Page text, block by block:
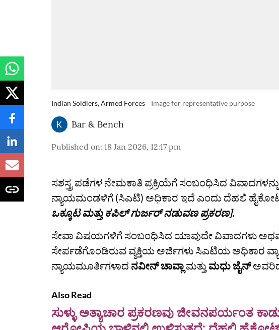
Indian Soldiers, Armed Forces Image for representative purpose
Bar & Bench
Published on: 18 Jan 2026, 12:17 pm
ಸಶಸ್ತ್ರ ಪಡೆಗಳ ನೇಮಕಾತಿ ಪ್ರಕ್ರಿಯೆಗೆ ಸಂಬಂಧಿಸಿದ
ನ್ಯಾಯಮಂಡಳಿಗೆ (ಸಿಎಟಿ) ಅಧಿಕಾರ ಇದೆ ಎಂದು ದೆಹಲಿ ಹೈಕೋರ್ಟ್
ಒಕ್ಕೂಟ ಮತ್ತು ಕಪಿಲ್‌ ಗುರ್ಜರ್‌ ನಡುವಣ ಪ್ರಕರಣ].
ಸೇವಾ ವಿಷಯಗಳಿಗೆ ಸಂಬಂಧಿಸಿದ ಯಾವುದೇ ವಿವಾದಗಳು
ಸೇರ್ಪಡೆಗೊಂಡಿರುವ ವ್ಯಕ್ತಿಯ ಅರ್ಜಿಗಳು ಸಿಎಟಿಯ ಅಧಿಕಾರ
ನ್ಯಾಯಮೂರ್ತಿಗಳಾದ ನವೀನ್ ಚಾವ್ಲಾ ಮತ್ತು ಮಧು ಜೈನ್
Also Read
ಸುಳ್ಳು ಅತ್ಯಾಚಾರ ಪ್ರಕರಣವು ಜೀವನಪರ್ಯಂತ